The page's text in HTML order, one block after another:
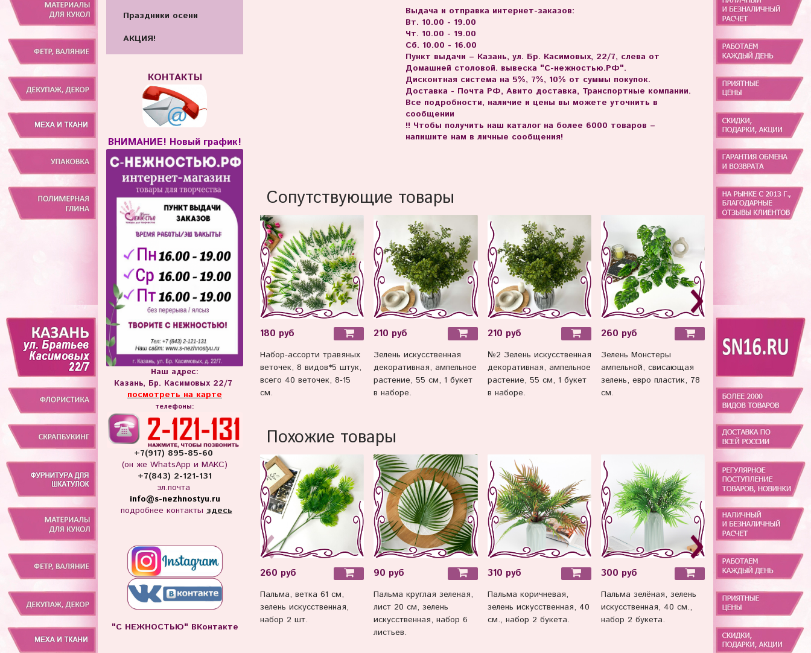
Выдача и отправка интернет-заказов:
Вт. 10.00 - 19.00
Чт. 10.00 - 19.00
Сб. 10.00 - 16.00
Пункт выдачи – Казань, ул. Бр. Касимовых, 22/7, слева от
Домашней столовой. вывеска "С-нежностью.РФ".
Дисконтная система на 5%, 7%, 10% от суммы покупок.
Доставка - Почта РФ, Авито доставка, Транспортные компании.
Все подробности, наличие и цены вы можете уточнить в
сообщении
!! Чтобы получить наш каталог на более 6000 товаров –
напишите нам в личные сообщения!
Сопутствующие товары
180 руб
Набор-ассорти травяных
веточек, 8 видов*5 штук,
всего 40 веточек, 8-15
см.
210 руб
Зелень искусственная
декоративная, ампельное
растение, 55 см, 1 букет
в наборе.
210 руб
№2 Зелень искусственная
декоративная, ампельное
растение, 55 см, 1 букет
в наборе.
260 руб
Зелень Монстеры
ампельной, свисающая
зелень, евро пластик, 78
см.
Ромашки
Белые, на ветке 6
37 см, набор 10 веток.
Похожие товары
260 руб
Пальма, ветка 61 см,
зелень искусственная,
набор 2 шт.
90 руб
Пальма круглая зеленая,
лист 20 см, зелень
искусственная, набор 6
листьев.
310 руб
Пальма коричневая,
зелень искусственная, 40
см., набор 2 букета.
300 руб
Пальма зелёная, зелень
искусственная, 40 см.,
набор 2 букета.
130 руб
Пальма, искусственная
зелень,
высококачественный
пластик, 47 см, набор 5
шт, цвет насыщенный
Праздники осени
АКЦИЯ!
КОНТАКТЫ
ВНИМАНИЕ! Новый график!
Наш адрес:
Казань, Бр. Касимовых 22/7
посмотреть на карте
телефоны:
+7(917) 895-85-60
(он же WhatsApp и МАКС)
+7(843) 2-121-131
эл.почта
info@s-nezhnostyu.ru
подробнее контактыздесь
"С НЕЖНОСТЬЮ" ВКонтакте